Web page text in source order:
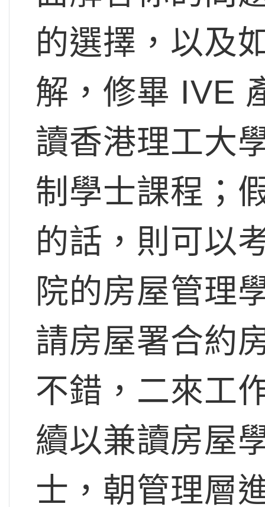
的選擇，以及
解，修畢 IVE
讀香港理工大
制學士課程；
的話，則可以
院的房屋管理
請房屋署合約
不錯，二來工
續以兼讀房屋
士，朝管理層